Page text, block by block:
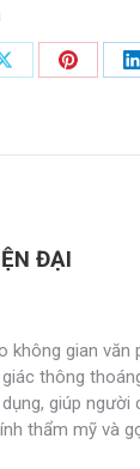
Share
Share
ĐẠI
gian văn
thông
giúp người
thẩm mỹ và